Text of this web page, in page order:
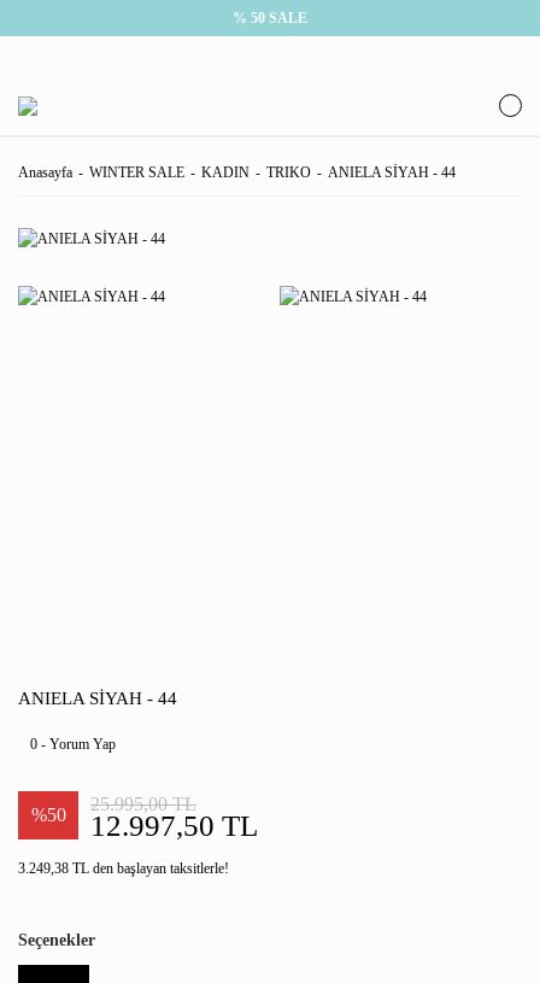
% 50 SALE
Anasayfa WINTER SALE KADIN TRIKO ANIELA SİYAH - 44
ANIELA SİYAH - 44
0 - Yorum Yap
%50 12.997,50 TL
25.995,00 TL
3.249,38 TL den başlayan taksitlerle!
Seçenekler